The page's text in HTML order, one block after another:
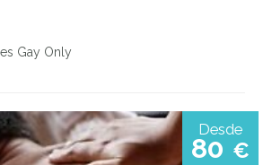
Gay Only
Desde
80 €